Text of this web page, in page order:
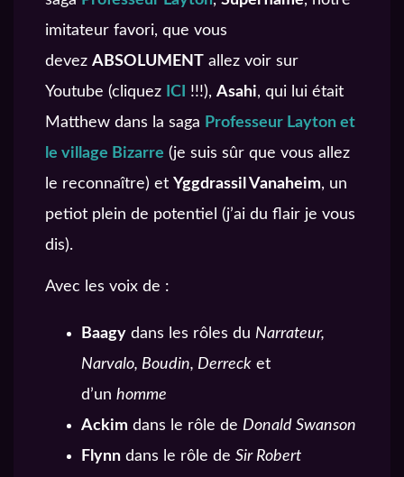
imitateur favori, que vous
devez ABSOLUMENT allez voir sur
Youtube (cliquez ICI !!!), Asahi, qui lui était
Matthew dans la saga Professeur Layton et
le village Bizarre (je suis sûr que vous allez
le reconnaître) et Yggdrassil Vanaheim, un
petiot plein de potentiel (j’ai du flair je vous
dis).
Avec les voix de :
Baagy dans les rôles du Narrateur,
Narvalo, Boudin, Derreck et
d’un homme
Ackim dans le rôle de Donald Swanson
Flynn dans le rôle de Sir Robert